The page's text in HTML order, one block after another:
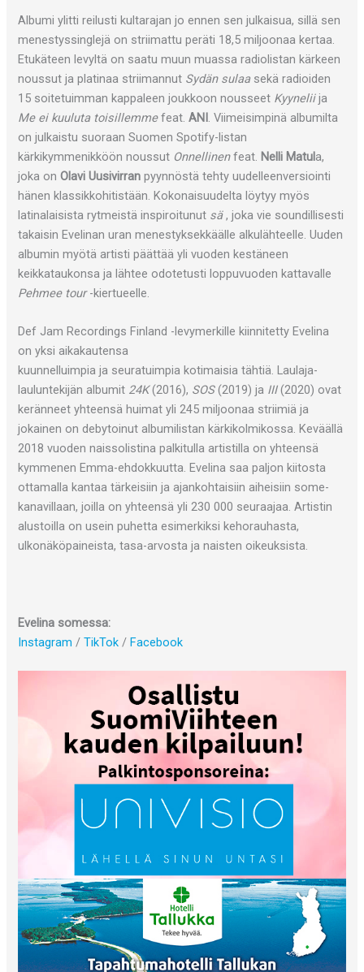
Albumi ylitti reilusti kultarajan jo ennen sen julkaisua, sillä sen
menestyssinglejä on striimattu peräti 18,5 miljoonaa kertaa.
Etukäteen levyltä on saatu muun muassa radiolistan kärkeen
noussut ja platinaa striimannut Sydän sulaa sekä radioiden
15 soitetuimman kappaleen joukkoon nousseet Kyyneliija
Me ei kuuluta toisillemmefeat.ANI. Viimeisimpinä albumilta
on julkaistu suoraan Suomen Spotify-listan
kärkikymmenikköön noussut Onnellinenfeat. Nelli Matula,
joka onOlavi Uusivirran pyynnöstä tehty uudelleenversiointi
hänen klassikkohitistään. Kokonaisuudelta löytyy myös
latinalaisista rytmeistä inspiroitunut sä, joka vie soundillisesti
takaisin Evelinan uran menestyksekkäälle alkulähteelle. Uuden
albumin myötä artisti päättää yli vuoden kestäneen
keikkataukonsa ja lähtee odotetusti loppuvuoden kattavalle
Pehmee tour-kiertueelle.
Def Jam Recordings Finland -levymerkille kiinnitetty Evelina
on yksi aikakautensa
kuunnelluimpia ja seuratuimpia kotimaisia tähtiä. Laulaja-
lauluntekijän albumit 24K(2016), SOS(2019) ja III(2020) ovat
keränneet yhteensä huimat yli 245 miljoonaa striimiä ja
jokainen on debytoinut albumilistan kärkikolmikossa. Keväällä
2018 vuoden naissolistina palkitulla artistilla on yhteensä
kymmenen Emma-ehdokkuutta. Evelina saa paljon kiitosta
ottamalla kantaa tärkeisiin ja ajankohtaisiin aiheisiin some-
kanavillaan, joilla on yhteensä yli 230 000 seuraajaa. Artistin
alustoilla on usein puhetta esimerkiksi kehorauhasta,
ulkonäköpaineista, tasa-arvosta ja naisten oikeuksista.
Evelina somessa:
Instagram/TikTok/Facebook